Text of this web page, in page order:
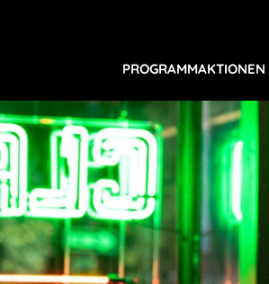
PROGRAMM